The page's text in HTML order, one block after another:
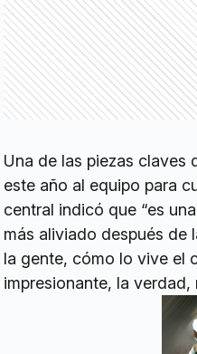
Una de las piezas claves
este año al equipo para
central indicó que “es
más aliviado después de
la gente, cómo lo vive el
impresionante, la verdad,